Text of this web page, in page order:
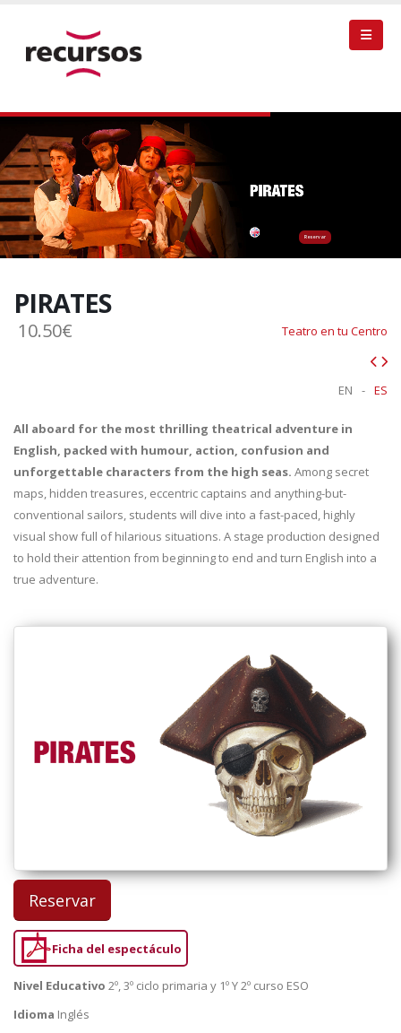
Reservar
PIRATES
10.50€ Teatro en tu Centro
ES
-
EN
All aboard for the most thrilling theatrical adventure in
English, packed with humour, action, confusion and
unforgettable characters from the high seas. Among secret
maps, hidden treasures, eccentric captains and anything-but-
conventional sailors, students will dive into a fast-paced, highly
visual show full of hilarious situations. A stage production designed
to hold their attention from beginning to end and turn English into a
true adventure.
Reservar
Ficha del espectáculo
Nivel Educativo 2º, 3º ciclo primaria y 1º Y 2º curso ESO
Idioma Inglés